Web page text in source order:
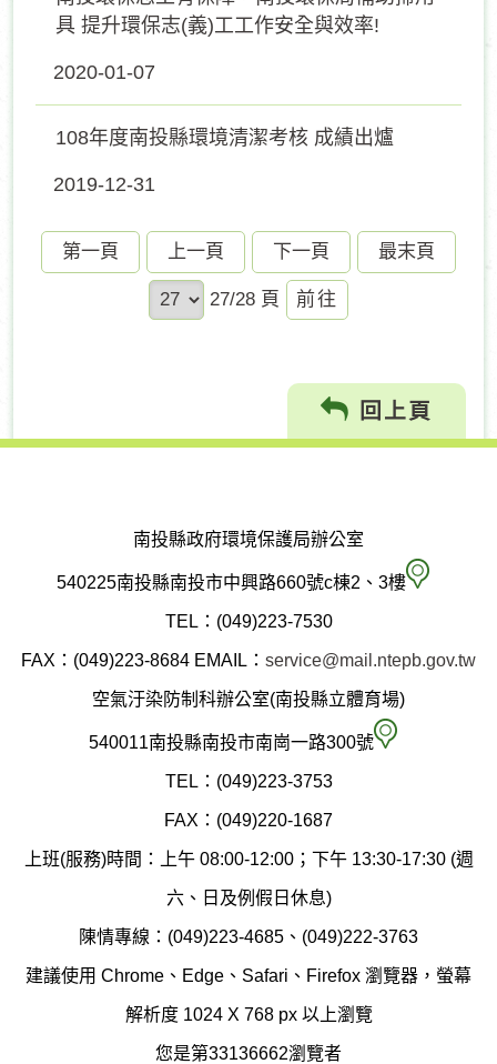
具 提升環保志(義)工工作安全與效率!
2020-01-07
108年度南投縣環境清潔考核 成績出爐
2019-12-31
第一頁 上一頁 下一頁 最末頁
27/28 頁
前
往
回上頁
南投縣政府環境保護局辦公室
540225南投縣南投市中興路660號c棟2、3樓 南
縣
保
局
TEL：(049)223-7530
FAX：(049)223-8684 EMAIL： service@mail.ntepb.gov.tw
空氣汙染防制科辦公室(南投縣立體育場)
540011南投縣南投市南崗一路300號 空
染
制
科
TEL：(049)223-3753
FAX：(049)220-1687
上班(服務)時間：上午 08:00-12:00；下午 13:30-17:30 (週
六、日及例假日休息)
陳情專線：(049)223-4685、(049)222-3763
建議使用 Chrome、Edge、Safari、Firefox 瀏覽器，螢幕
解析度 1024 X 768 px 以上瀏覽
您是第33136662瀏覽者